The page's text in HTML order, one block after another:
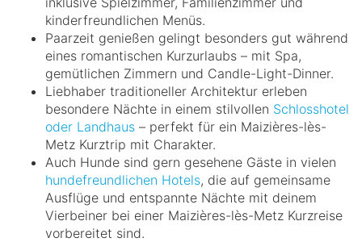
kinderfreundlichen Menüs.
Paarzeit genießen gelingt besonders gut während
eines romantischen Kurzurlaubs – mit Spa,
gemütlichen Zimmern und Candle-Light-Dinner.
Liebhaber traditioneller Architektur erleben
besondere Nächte in einem stilvollen Schlosshotel
oder Landhaus – perfekt für ein Maizières-lès-
Metz Kurztrip mit Charakter.
Auch Hunde sind gern gesehene Gäste in vielen
hundefreundlichen Hotels, die auf gemeinsame
Ausflüge und entspannte Nächte mit deinem
Vierbeiner bei einer Maizières-lès-Metz Kurzreise
vorbereitet sind.